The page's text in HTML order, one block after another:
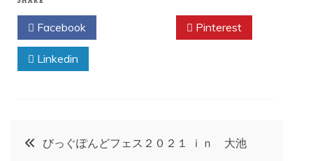
Facebook Pinterest
Linkedin
投
びっぐぽんどフェス２０２１ ｉｎ 大池